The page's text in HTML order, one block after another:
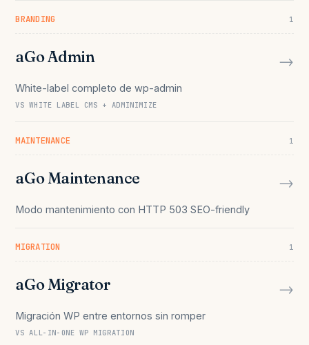
BRANDING 1
aGo Admin
White-label completo de wp-admin
VS WHITE LABEL CMS + ADMINIMIZE
→
MAINTENANCE 1
aGo Maintenance
Modo mantenimiento con HTTP 503 SEO-friendly
→
MIGRATION 1
aGo Migrator
Migración WP entre entornos sin romper
VS ALL-IN-ONE WP MIGRATION
→